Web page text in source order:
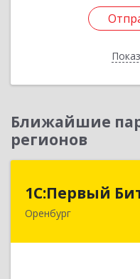
Ближайшие
регионов
1С:Первый
Оренбург
460044,